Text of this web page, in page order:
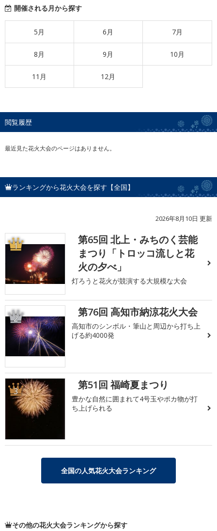
開催される月から探す
5月 6月 7月
8月 9月 10月
11月 12月
閲覧履歴
最近見た花火大会のページはありません。
ランキングから花火大会を探す【全国】
2026年8月10日 更新
1
第65回 北上・みちのく芸能
まつり「トロッコ流しと花
火の夕べ」
灯ろうと花火が競演する大規模な大会
2 第76回 高知市納涼花火大会
高知市のシンボル・筆山と周辺から打ち上
げる約4000発
3 第51回 福崎夏まつり
豊かな自然に囲まれて4号玉やポカ物が打
ち上げられる
全国の人気花火大会ランキング
その他の花火大会ランキングから探す